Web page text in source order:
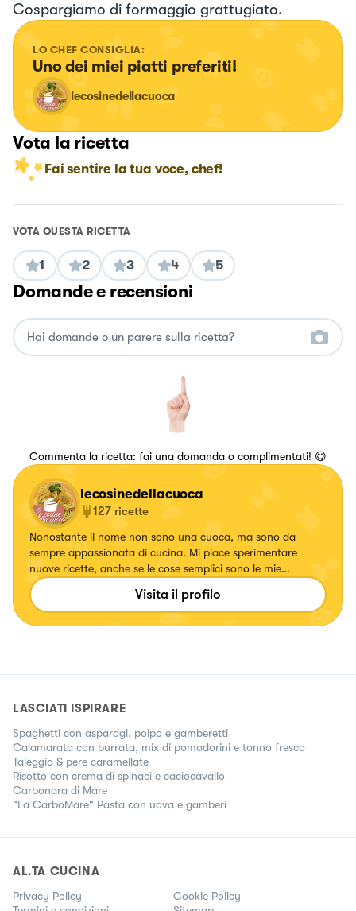
Cospargiamo di formaggio grattugiato.
LO CHEF CONSIGLIA:
Uno dei miei piatti preferiti!
lecosinedellacuoca
Vota la ricetta
Fai sentire la tua voce, chef!
VOTA QUESTA RICETTA
1 2 3 4 5
Domande e recensioni
Commenta la ricetta: fai una domanda o complimentati! 😋
lecosinedellacuoca
127 ricette
Nonostante il nome non sono una cuoca, ma sono da
sempre appassionata di cucina. Mi piace sperimentare
nuove ricette, anche se le cose semplici sono le mie
preferite! Preferisco i primi piatti, i dolci invece non sono il
mio forte. Ma ne troverete comunque 😁 Mi trovate anche
su Facebook e YouTube con lo stesso nome 😊
Visita il profilo
LASCIATI ISPIRARE
Spaghetti con asparagi, polpo e gamberetti
Calamarata con burrata, mix di pomodorini e tonno fresco
Taleggio & pere caramellate
Risotto con crema di spinaci e caciocavallo
Carbonara di Mare
"La CarboMare" Pasta con uova e gamberi
AL.TA CUCINA
Privacy Policy
Cookie Policy